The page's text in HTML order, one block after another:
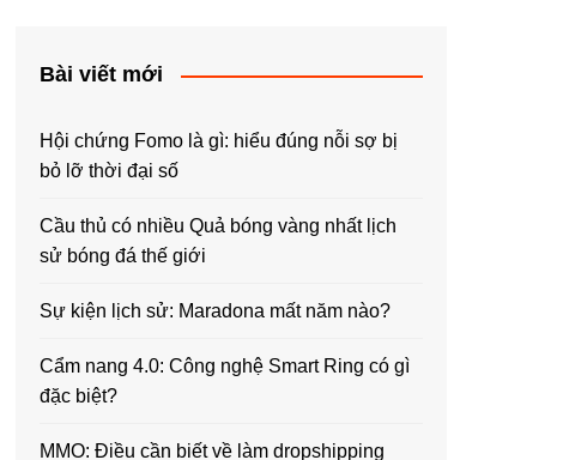
Bài viết mới
Hội chứng Fomo là gì: hiểu đúng nỗi sợ bị
bỏ lỡ thời đại số
Cầu thủ có nhiều Quả bóng vàng nhất lịch
sử bóng đá thế giới
Sự kiện lịch sử: Maradona mất năm nào?
Cẩm nang 4.0: Công nghệ Smart Ring có gì
đặc biệt?
MMO: Điều cần biết về làm dropshipping